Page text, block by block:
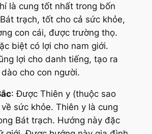
là cung tốt nhất trong bốn
trạch, tốt cho cả sức khỏe,
con cái, được trường thọ.
biệt có lợi cho nam giới.
lợi cho danh tiếng, tạo ra
cho con người.
: Được Thiên y (thuộc sao
sức khỏe. Thiên y là cung
Bát trạch. Hướng này đặc